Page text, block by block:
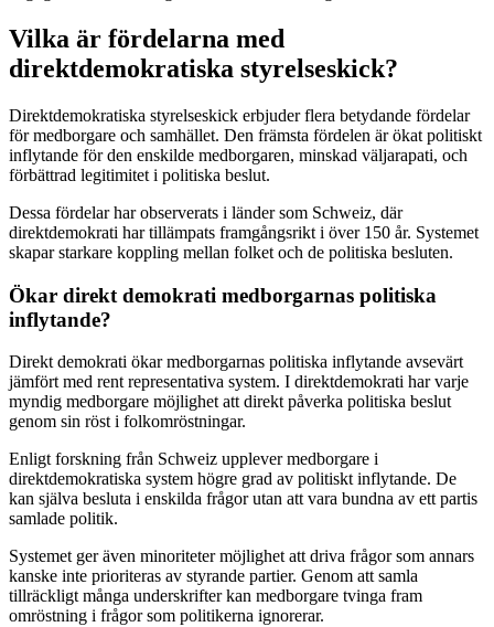
Vilka är fördelarna med
direktdemokratiska styrelseskick?
Direktdemokratiska styrelseskick erbjuder flera betydande fördelar
för medborgare och samhället. Den främsta fördelen är ökat politiskt
inflytande för den enskilde medborgaren, minskad väljarapati, och
förbättrad legitimitet i politiska beslut.
Dessa fördelar har observerats i länder som Schweiz, där
direktdemokrati har tillämpats framgångsrikt i över 150 år. Systemet
skapar starkare koppling mellan folket och de politiska besluten.
Ökar direkt demokrati medborgarnas politiska
inflytande?
Direkt demokrati ökar medborgarnas politiska inflytande avsevärt
jämfört med rent representativa system. I direktdemokrati har varje
myndig medborgare möjlighet att direkt påverka politiska beslut
genom sin röst i folkomröstningar.
Enligt forskning från Schweiz upplever medborgare i
direktdemokratiska system högre grad av politiskt inflytande. De
kan själva besluta i enskilda frågor utan att vara bundna av ett partis
samlade politik.
Systemet ger även minoriteter möjlighet att driva frågor som annars
kanske inte prioriteras av styrande partier. Genom att samla
tillräckligt många underskrifter kan medborgare tvinga fram
omröstning i frågor som politikerna ignorerar.